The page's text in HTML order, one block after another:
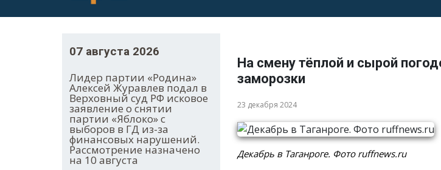
07 августа 2026
Лидер партии «Родина»
Алексей Журавлев подал в
Верховный суд РФ исковое
заявление о снятии
партии «Яблоко» с
выборов в ГД из-за
финансовых нарушений.
Рассмотрение назначено
на 10 августа
На смену тёплой и сырой
заморозки
23 декабря 2024
Декабрь в Таганроге. Фото ruffnews.ru